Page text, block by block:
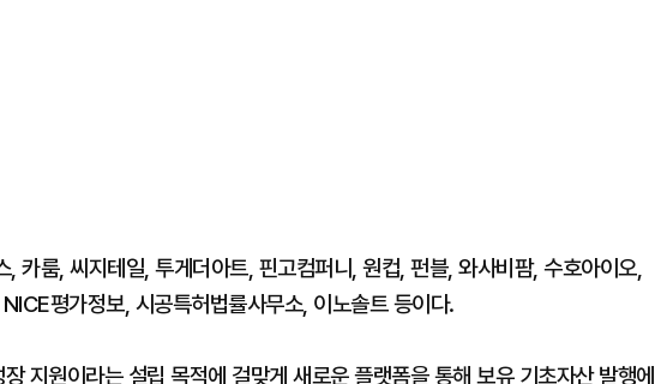
, 카룸, 씨지테일, 투게더아트, 핀고컴퍼니, 원컵, 펀블, 와사비팜, 수호아이오,
평가정보, 시공특허법률사무소, 이노솔트 등이다.
지원이라는 설립 목적에 걸맞게 새로운 플랫폼을 통해 보유 기초자산 발행에